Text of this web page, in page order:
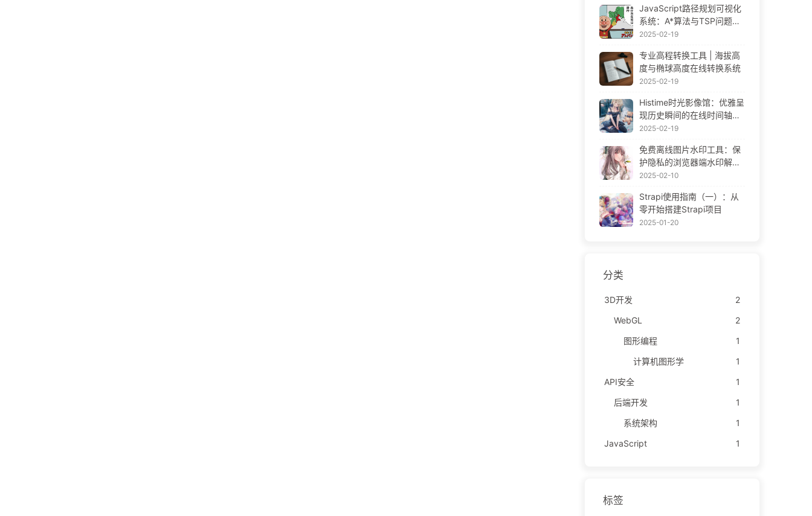
JavaScript路径规划可视化
系统：A*算法与TSP问题解
决方案
2025-02-19
专业高程转换工具 | 海拔高
度与椭球高度在线转换系统
2025-02-19
Histime时光影像馆：优雅呈
现历史瞬间的在线时间轴相
册 | Historical Photo Timeli
2025-02-19
免费离线图片水印工具：保
护隐私的浏览器端水印解决
方案 | Free Offline Image
2025-02-10
Strapi使用指南（一）：从
零开始搭建Strapi项目
2025-01-20
分类
3D开发
2
WebGL
2
图形编程
1
计算机图形学
1
API安全
1
后端开发
1
系统架构
1
JavaScript
1
标签